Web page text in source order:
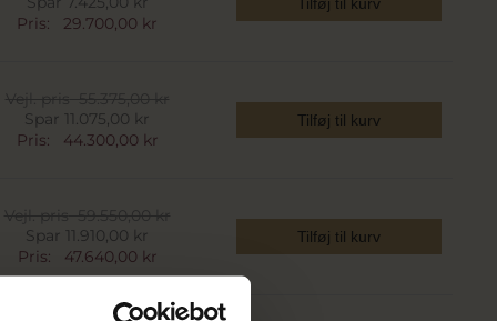
Pris:
29.700,00 kr
Tilføj til kurv
Vejl. pris55.375,00 kr
Spar 11.075,00 kr
Pris:
44.300,00 kr
Tilføj til kurv
Vejl. pris59.550,00 kr
Spar 11.910,00 kr
Pris:
47.640,00 kr
Tilføj til kurv